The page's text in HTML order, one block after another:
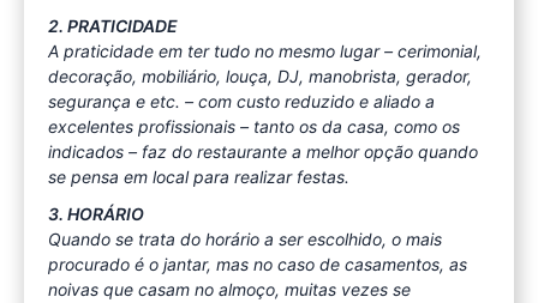
2. PRATICIDADE
A praticidade em ter tudo no mesmo lugar – cerimonial,
decoração, mobiliário, louça, DJ, manobrista, gerador,
segurança e etc. – com custo reduzido e aliado a
excelentes profissionais – tanto os da casa, como os
indicados – faz do restaurante a melhor opção quando
se pensa em local para realizar festas.
3. HORÁRIO
Quando se trata do horário a ser escolhido, o mais
procurado é o jantar, mas no caso de casamentos, as
noivas que casam no almoço, muitas vezes se